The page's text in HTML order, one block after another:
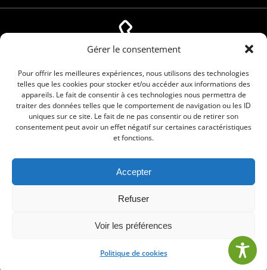
Gérer le consentement
Pour offrir les meilleures expériences, nous utilisons des technologies
telles que les cookies pour stocker et/ou accéder aux informations des
appareils. Le fait de consentir à ces technologies nous permettra de
traiter des données telles que le comportement de navigation ou les ID
uniques sur ce site. Le fait de ne pas consentir ou de retirer son
consentement peut avoir un effet négatif sur certaines caractéristiques
et fonctions.
Accepter
Refuser
Voir les préférences
Politique de cookies
04 66 88 01 05
© 2026 Commune de Le Cailar. Service proposé
Mentions légales•Politique de cookies